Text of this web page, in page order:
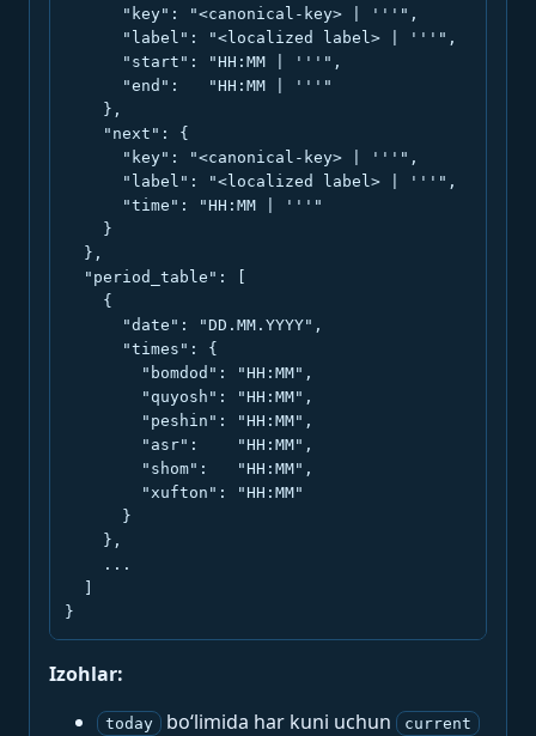
      "key": "<canonical-key> | '''",
      "label": "<localized label> | '''",
      "start": "HH:MM | '''",
      "end":   "HH:MM | '''"
    },
    "next": {
      "key": "<canonical-key> | '''",
      "label": "<localized label> | '''",
      "time": "HH:MM | '''"
    }
  },
  "period_table": [
    {
      "date": "DD.MM.YYYY",
      "times": {
        "bomdod": "HH:MM",
        "quyosh": "HH:MM",
        "peshin": "HH:MM",
        "asr":    "HH:MM",
        "shom":   "HH:MM",
        "xufton": "HH:MM"
      }
    },
    ...
}
Izohlar:
today bo‘limida har kuni uchun current